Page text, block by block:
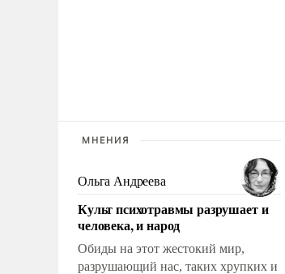
МНЕНИЯ
Ольга Андреева
Культ психотравмы разрушает и
человека, и народ
Обиды на этот жестокий мир,
разрушающий нас, таких хрупких и